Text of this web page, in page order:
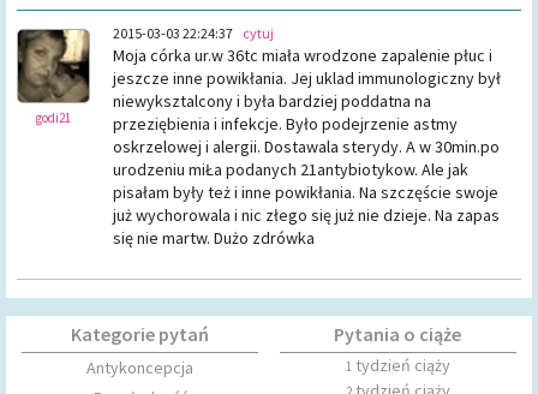
godi21
2015-03-03 22:24:37 cytuj
Moja córka ur.w 36tc miała wrodzone zapalenie płuc i
jeszcze inne powikłania. Jej uklad immunologiczny był
niewyksztalcony i była bardziej poddatna na
przeziębienia i infekcje. Było podejrzenie astmy
oskrzelowej i alergii. Dostawala sterydy. A w 30min.po
urodzeniu miŁa podanych 21antybiotykow. Ale jak
pisałam były też i inne powikłania. Na szczęście swoje
już wychorowala i nic złego się już nie dzieje. Na zapas
się nie martw. Dużo zdrówka
Kategorie pytań
Antykoncepcja
Pytania o ciąże
1tydzień ciąży